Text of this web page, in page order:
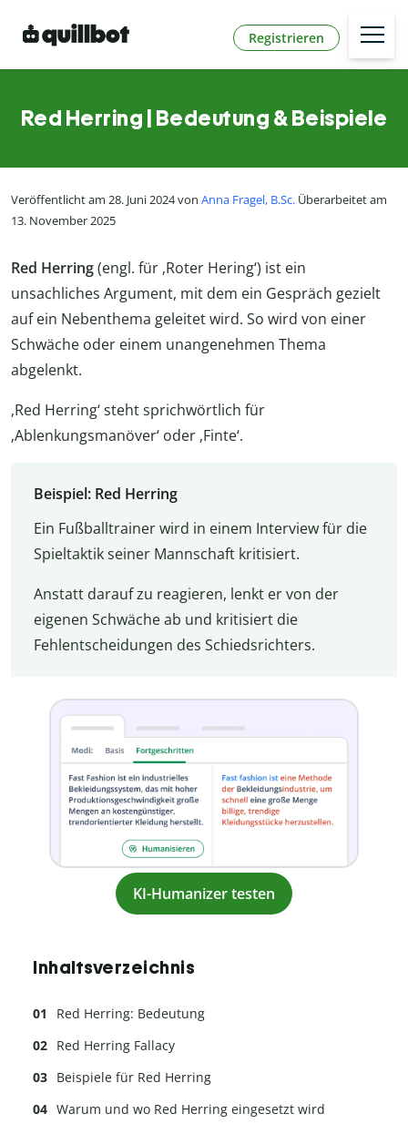
Registrieren
Red Herring | Bedeutung & Beispiele
Veröffentlicht am 28. Juni 2024 von Anna Fragel, B.Sc. Überarbeitet am
13. November 2025
Red Herring(engl. für ‚Roter Hering‘) ist ein
unsachliches Argument, mit dem ein Gespräch gezielt
auf ein Nebenthema geleitet wird. So wird von einer
Schwäche oder einem unangenehmen Thema
abgelenkt.
‚Red Herring‘ steht sprichwörtlich für
‚Ablenkungsmanöver‘ oder ‚Finte‘.
Beispiel: Red Herring
Ein Fußballtrainer wird in einem Interview für die
Spieltaktik seiner Mannschaft kritisiert.
Anstatt darauf zu reagieren, lenkt er von der
eigenen Schwäche ab und kritisiert die
Fehlentscheidungen des Schiedsrichters.
KI-Humanizer testen
Inhaltsverzeichnis
Red Herring: Bedeutung
Red Herring Fallacy
Beispiele für Red Herring
Warum und wo Red Herring eingesetzt wird